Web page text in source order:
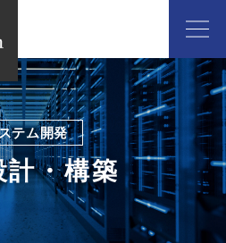
・構築